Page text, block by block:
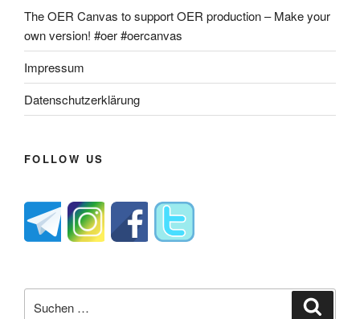
The OER Canvas to support OER production – Make your
own version! #oer #oercanvas
Impressum
Datenschutzerklärung
FOLLOW US